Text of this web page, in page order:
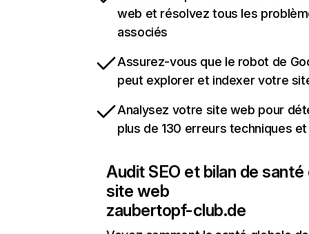
web et résolvez tous les
associés
Assurez-vous que le robot de
peut explorer et indexer votre
Analysez votre site web pour
plus de 130 erreurs techniques et
Audit SEO et bilan de santé
site web
zaubertopf-club.de